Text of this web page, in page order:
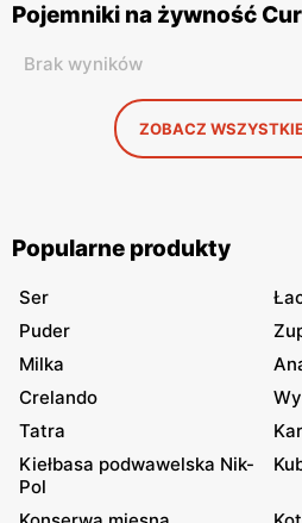
Pojemniki na żywność
Brak wyników
ZOBACZ
Popularne produkty
Ser
Puder
Milka
Crelando
Tatra
Kiełbasa podwawelska Nik-
Pol